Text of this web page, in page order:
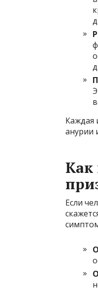
Каждая
анурии
Как
Если